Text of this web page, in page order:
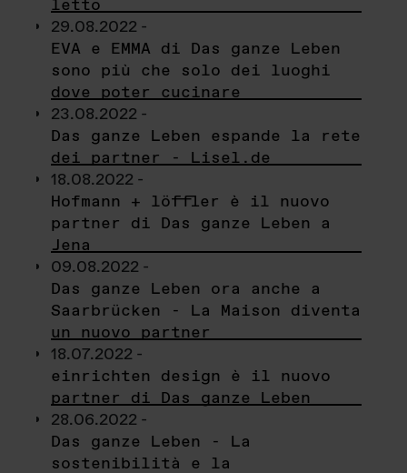
letto
29.08.2022 -
EVA e EMMA di Das ganze Leben
sono più che solo dei luoghi
dove poter cucinare
23.08.2022 -
Das ganze Leben espande la rete
dei partner - Lisel.de
18.08.2022 -
Hofmann + löffler è il nuovo
partner di Das ganze Leben a
Jena
09.08.2022 -
Das ganze Leben ora anche a
Saarbrücken - La Maison diventa
un nuovo partner
18.07.2022 -
einrichten design è il nuovo
partner di Das ganze Leben
28.06.2022 -
Das ganze Leben - La
sostenibilità e la